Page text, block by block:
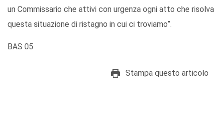
un Commissario che attivi con urgenza ogni atto che risolva
questa situazione di ristagno in cui ci troviamo”.
BAS 05
Stampa questo articolo